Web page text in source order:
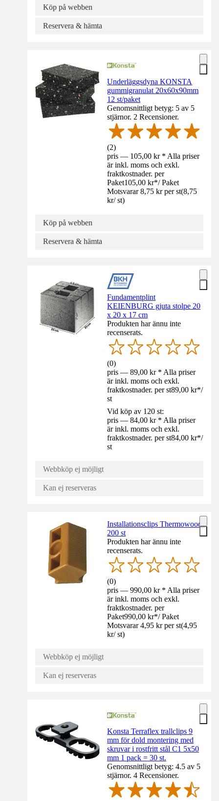
Köp på webben
Reservera & hämta
Underläggsdyna KONSTA
gummigranulat 20x60x90mm
12 st/paket
Genomsnittligt betyg: 5 av 5
stjärnor. 2 Recensioner.
(2)
pris — 105,00 kr * Alla priser
är inkl. moms och exkl.
fraktkostnader. per
Paket105,00 kr*/ Paket
Motsvarar 8,75 kr per st(8,75
kr/ st)
Köp på webben
Reservera & hämta
Fundamentplint
KEIENBURG gjuta stolpe 20
x 20 x 17 cm
Produkten har ännu inte
recenserats.
(0)
pris — 89,00 kr * Alla priser
är inkl. moms och exkl.
fraktkostnader. per st89,00 kr*/
st
Vid köp av 120 st:
pris — 84,00 kr * Alla priser
är inkl. moms och exkl.
fraktkostnader. per st84,00 kr*/
st
Webbköp ej möjligt
Kan ej reserveras
Installationsclips Thermowood
200 st
Produkten har ännu inte
recenserats.
(0)
pris — 990,00 kr * Alla priser
är inkl. moms och exkl.
fraktkostnader. per
Paket990,00 kr*/ Paket
Motsvarar 4,95 kr per st(4,95
kr/ st)
Webbköp ej möjligt
Kan ej reserveras
Konsta Terraflex trallclips 9
mm för dold montering med
skruvar i rostfritt stål C1 5x50
mm 1 pack = 30 st.
Genomsnittligt betyg: 4.5 av 5
stjärnor. 4 Recensioner.